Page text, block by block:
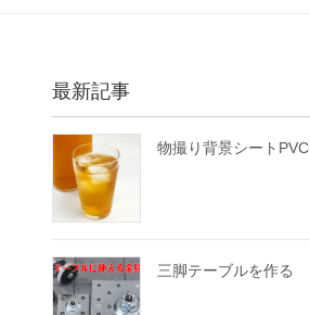
最新記事
物撮り背景シートPVC
三脚テーブルを作る